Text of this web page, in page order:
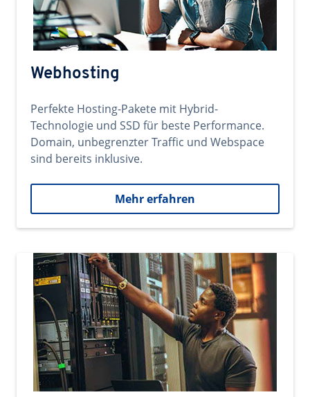
Webhosting
Perfekte Hosting-Pakete mit Hybrid-
Technologie und SSD für beste Performance.
Domain, unbegrenzter Traffic und Webspace
sind bereits inklusive.
Mehr erfahren